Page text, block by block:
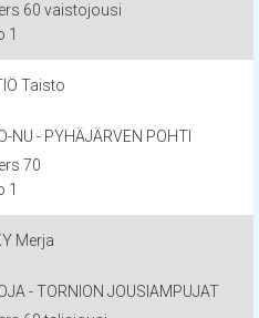
60 vaistojousi
1
Taisto
NU - PYHÄJÄRVEN POHTI
70
1
Merja
- TORNION JOUSIAMPUJAT